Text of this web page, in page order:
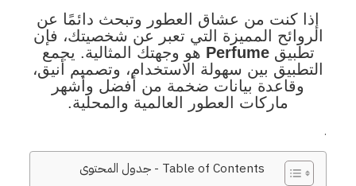
إذا كنت من عشاق العطور وتبحث دائمًا عن
الروائح المميزة التي تعبر عن شخصيتك، فإن
تطبيقPerfume هو وجهتك المثالية. يجمع
التطبيق بين سهولة الاستخدام، وتصميم أنيق،
وقاعدة بيانات ضخمة من أفضل وأشهر
ماركات العطور العالمية والمحلية.
.
Table of Contents - جدول المحتوى